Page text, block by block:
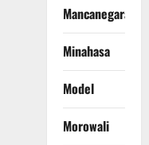
Mancanegara
Minahasa
Model
Morowali